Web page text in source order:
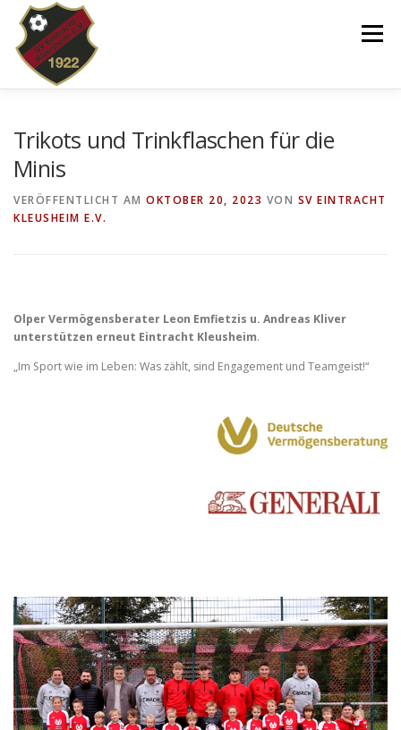
Inhalt
springen
Menü
Trikots und Trinkflaschen für die
Minis
VERÖFFENTLICHT AM OKTOBER 20, 2023 VON SV EINTRACHT
KLEUSHEIM E.V.
Olper Vermögensberater Leon Emfietzis u. Andreas Kliver
unterstützen erneut Eintracht Kleusheim.
„Im Sport wie im Leben: Was zählt, sind Engagement und Teamgeist!“